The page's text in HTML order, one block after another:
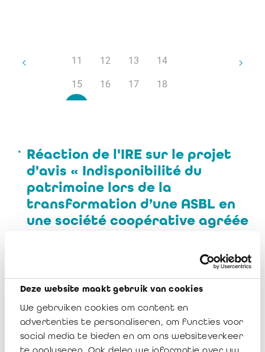
Deze website maakt gebruik van cookies
We gebruiken cookies om content en
advertenties te personaliseren, om functies voor
social media te bieden en om ons websiteverkeer
te analyseren. Ook delen we informatie over uw
11 12 13 14
15 16 17 18
Réaction de l'IRE sur le projet
d'avis « Indisponibilité du
patrimoine lors de la
transformation d’une ASBL en
une société coopérative agréée
oct. 6, 2023, 10:01
Réaction de l'IRE sur le projet
d'avis « Remboursement aux
actionnaires de capital en